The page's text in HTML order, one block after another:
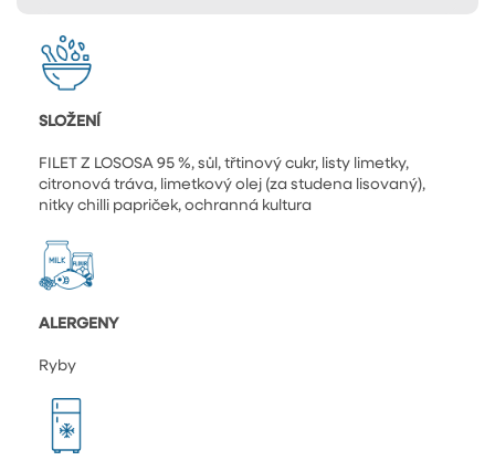
SLOŽENÍ
FILET Z LOSOSA 95 %, sůl, třtinový cukr, listy limetky,
citronová tráva, limetkový olej (za studena lisovaný),
nitky chilli papriček, ochranná kultura
ALERGENY
Ryby